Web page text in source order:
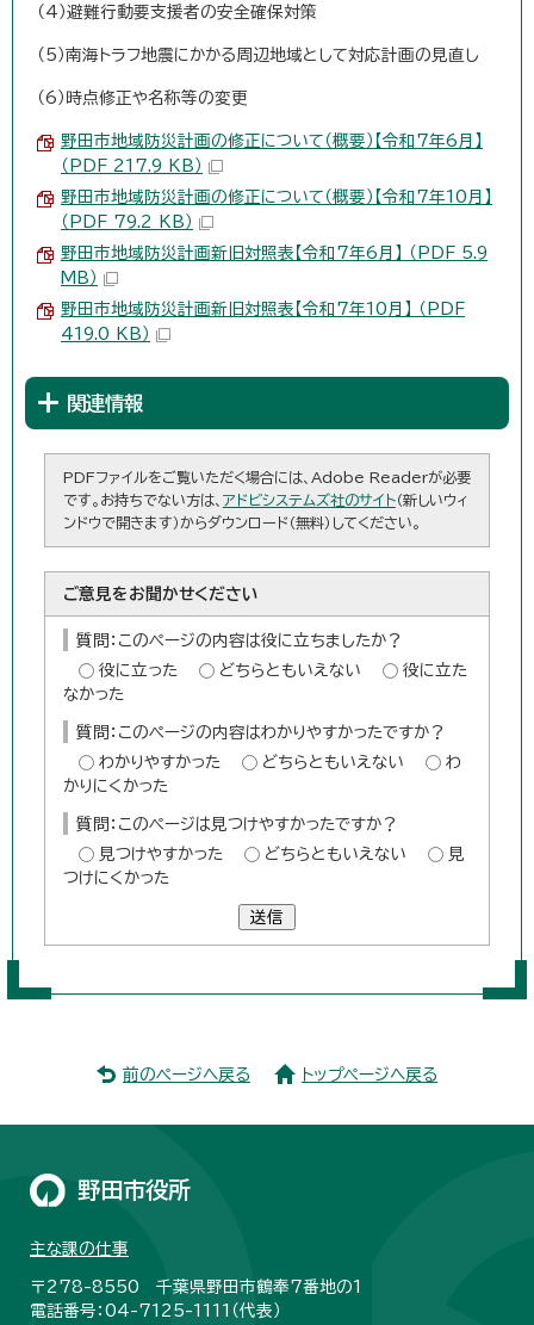
（4）避難行動要支援者の安全確保対策
（5）南海トラフ地震にかかる周辺地域として対応計画の見直し
（6）時点修正や名称等の変更
野田市地域防災計画の修正について（概要）【令和7年6月】
（PDF 217.9 KB）
野田市地域防災計画の修正について（概要）【令和7年10月】
（PDF 79.2 KB）
野田市地域防災計画新旧対照表【令和7年6月】 （PDF 5.9
MB）
野田市地域防災計画新旧対照表【令和7年10月】 （PDF
419.0 KB）
関連情報
PDFファイルをご覧いただく場合には、Adobe Readerが必要
です。お持ちでない方は、 アドビシステムズ社のサイト（新しいウィ
ンドウで開きます）からダウンロード（無料）してください。
ご意見をお聞かせください
質問：このページの内容は役に立ちましたか？
役に立った
どちらともいえない
役に立た
なかった
質問：このページの内容はわかりやすかったですか？
わかりやすかった
どちらともいえない
わ
かりにくかった
質問：このページは見つけやすかったですか？
見つけやすかった
どちらともいえない
見
つけにくかった
送信
前のページへ戻る トップページへ戻る
野田市役所
主な課の仕事
〒278-8550 千葉県野田市鶴奉7番地の1
電話番号：04-7125-1111（代表）